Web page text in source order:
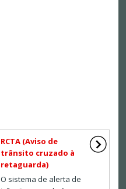
RCTA (Aviso de
trânsito cruzado à
retaguarda)
O sistema de alerta de